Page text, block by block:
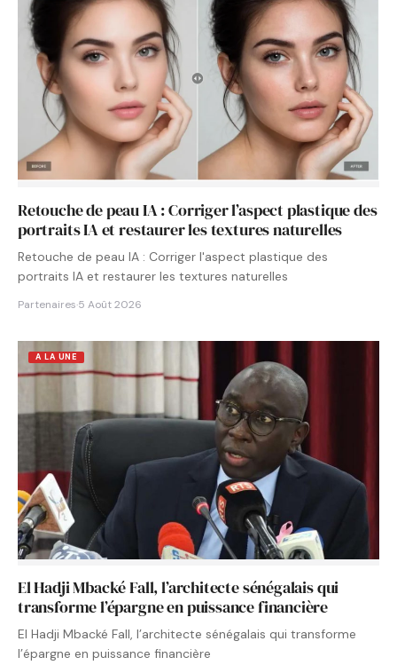
Retouche de peau IA : Corriger l’aspect plastique des
portraits IA et restaurer les textures naturelles
Retouche de peau IA : Corriger l'aspect plastique des
portraits IA et restaurer les textures naturelles
Partenaires·5 Août 2026
A LA UNE
El Hadji Mbacké Fall, l’architecte sénégalais qui
transforme l’épargne en puissance financière
El Hadji Mbacké Fall, l’architecte sénégalais qui transforme
l’épargne en puissance financière